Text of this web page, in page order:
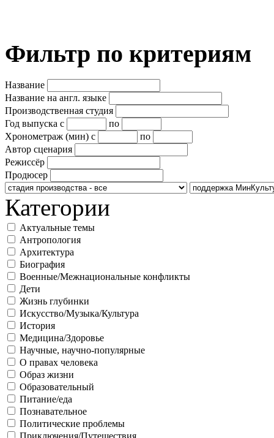
Фильтр по критериям
Название
Название на англ. языке
Производственная студия
Год выпуска с
по
Хронометраж (мин) с
по
Автор сценария
Режиссёр
Продюсер
Категории
Актуальные темы
Антропология
Архитектура
Биография
Военные/Межнациональные конфликты
Дети
Жизнь глубинки
Искусство/Музыка/Культура
История
Медицина/Здоровье
Научные, научно-популярные
О правах человека
Образ жизни
Образовательный
Питание/еда
Познавательное
Политические проблемы